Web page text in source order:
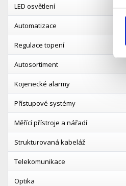
LED osvětlení
Automatizace
Regulace topení
Autosortiment
Kojenecké alarmy
Přístupové systémy
Měřící přístroje a nářadí
Strukturovaná kabeláž
Telekomunikace
Optika